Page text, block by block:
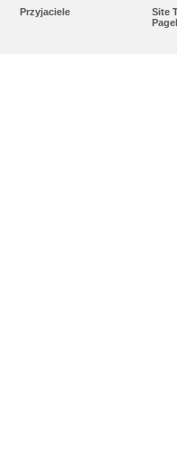
Przyjaciele
Site